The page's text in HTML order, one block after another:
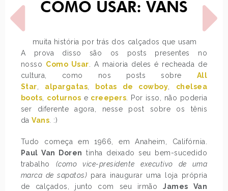
COMO USAR: VANS
Há muita história por trás dos calçados que usamos.
A prova disso são os posts presentes no
nosso Como Usar . A maioria deles é recheada de
cultura, como nos posts sobre All
Star
alpargatas botas de cowboy
chelsea
boots
coturnos e creepers . Por isso, não poderia
ser diferente agora, nesse post sobre os tênis
daVans . :)
Tudo começa em 1966, em Anaheim, Califórnia.
Paul Van Doren tinha deixado seu bem-sucedido
trabalho (como vice-presidente executivo de uma
marca de sapatos) para inaugurar uma loja própria
de calçados, junto com seu irmãoJames Van
POST ANTERIOR
212 VIP ROSE, CC CREAM
CLINIQUE, DIOR ADDICT
PRÓXIMO POST
LOOK DO DIA: TRENCH
COAT